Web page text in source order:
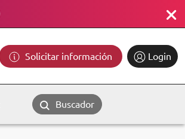
Solicitar información Login
Buscador